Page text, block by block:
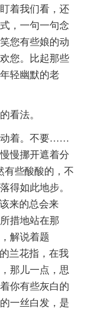
着我们看，还
，一句一句念
您有些娘的动
您。比起那些
轻幽默的老
看法。
着。不要……
慢挪开遮着分
有些酸酸的，不
得如此地步。
来的总会来
措地站在那
解说着题
兰花指，在我
那儿一点，思
你有些灰白的
一丝白发，是